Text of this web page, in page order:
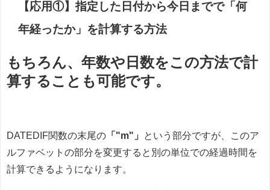
【応用①】指定した日付から今日までで「何
年経ったか」を計算する方法
もちろん、年数や日数をこの方法で計
算することも可能です。
DATEDIF関数の末尾の 「"m"」
という部分ですが、このア
ルファベットの部分を変更すると別の単位での経過時間を
計算できるようになります。